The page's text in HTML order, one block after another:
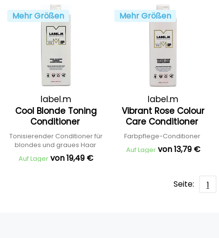
Mehr Größen
label.m
Cool Blonde Toning
Conditioner
Tonisierender Conditioner für
blondes und graues Haar
Auf Lager von 19,49 €
Mehr Größen
label.m
Vibrant Rose Colour
Care Conditioner
Farbpflege-Conditioner
Auf Lager von 13,79 €
Seite: 1